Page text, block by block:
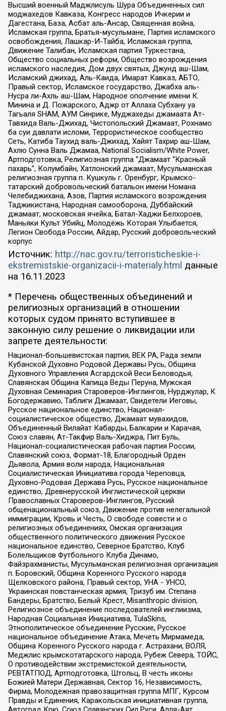
Высший военный Маджлисуль Шура Объединенных сил
моджахедов Кавказа, Конгресс народов Ичкерии и
Дагестана, База, Асбат аль-Ансар, Священная война,
Исламская группа, Братья-мусульмане, Партия исламского
освобождения, Лашкар-И-Тайба, Исламская группа,
Движение Талибан, Исламская партия Туркестана,
Общество социальных реформ, Общество возрождения
исламского наследия, Дом двух святых, Джунд аш-Шам,
Исламский джихад, Аль-Каида, Имарат Кавказ, АБТО,
Правый сектор, Исламское государство, Джабха аль-
Нусра ли-Ахль аш-Шам, Народное ополчение имени К.
Минина и Д. Пожарского, Аджр от Аллаха Субхану уа
Тагьаля SHAM, АУМ Синрике, Муджахеды джамаата Ат-
Тавхида Валь-Джихад, Чистопольский Джамаат, Рохнамо
ба суи давлати исломи, Террористическое сообщество
Сеть, Катиба Таухид валь-Джихад, Хайят Тахрир аш-Шам,
Ахлю Сунна Валь Джамаа, National Socialism/White Power,
Артподготовка, Религиозная группа “Джамаат “Красный
пахарь”, Колумбайн, Хатлонский джамаат, Мусульманская
религиозная группа п. Кушкуль г. Оренбург, Крымско-
татарский добровольческий батальон имени Номана
Челебиджихана, Азов, Партия исламского возрождения
Таджикистана, Народная самооборона, Дуббайский
джамаат, московская ячейка, Батал-Хаджи Белхороев,
Маньяки Культ Убийц, Молодёжь Которая Улыбается,
Легион Свобода России, Айдар, Русский добровольческий
корпус
Источник: http://nac.gov.ru/terroristicheskie-i-
ekstremistskie-organizacii-i-materialy.html данные
на 16.11.2023
* Перечень общественных объединений и
религиозных организаций в отношении
которых судом принято вступившее в
законную силу решение о ликвидации или
запрете деятельности:
Национал-большевистская партия, ВЕК РА, Рада земли
Кубанской Духовно Родовой Державы Русь, Община
Духовного Управления Асгардской Веси Беловодья,
Славянская Община Капища Веды Перуна, Мужская
Духовная Семинария Староверов-Инглингов, Нурджулар, К
Богодержавию, Таблиги Джамаат, Свидетели Иеговы,
Русское национальное единство, Национал-
социалистическое общество, Джамаат мувахидов,
Объединенный Вилайат Кабарды, Балкарии и Карачая,
Союз славян, Ат-Такфир Валь-Хиджра, Пит Буль,
Национал-социалистическая рабочая партия России,
Славянский союз, Формат-18, Благородный Орден
Дьявола, Армия воли народа, Национальная
Социалистическая Инициатива города Череповца,
Духовно-Родовая Держава Русь, Русское национальное
единство, Древнерусской Инглистической церкви
Православных Староверов-Инглингов, Русский
общенациональный союз, Движение против нелегальной
иммиграции, Кровь и Честь, О свободе совести и о
религиозных объединениях, Омская организация
общественного политического движения Русское
национальное единство, Северное Братство, Клуб
Болельщиков Футбольного Клуба Динамо,
Файзрахманисты, Мусульманская религиозная организация
п. Боровский, Община Коренного Русского народа
Щелковского района, Правый сектор, УНА - УНСО,
Украинская повстанческая армия, Тризуб им. Степана
Бандеры, Братство, Белый Крест, Misanthropic division,
Религиозное объединение последователей инглиизма,
Народная Социальная Инициатива, TulaSkins,
Этнополитическое объединение Русские, Русское
национальное объединение Атака, Мечеть Мирмамеда,
Община Коренного Русского народа г. Астрахани, ВОЛЯ,
Меджлис крымскотатарского народа, Рубеж Севера, ТОЙС,
О противодействии экстремистской деятельности,
РЕВТАТПОД, Артподготовка, Штольц, В честь иконы
Божией Матери Державная, Сектор 16, Независимость,
Фирма, Молодежная правозащитная группа МПГ, Курсом
Правды и Единения, Каракольская инициативная группа,